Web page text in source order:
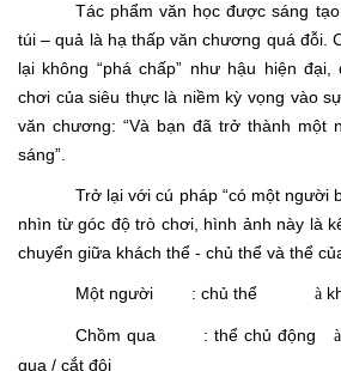
Tác phẩm văn học được sáng
túi – quả là hạ thấp văn chương quá đỗi.
lại không “phá chấp” như hậu hiện
chơi của siêu thực là niềm kỳ vọng vào
văn chương: “Và bạn đã trở thành một
sáng”.
Trở lại với cú pháp “có một người
nhìn từ góc độ trò chơi, hình ảnh này là
chuyển giữa khách thể - chủ thể và thể
Một người : chủ thể à
Chồm qua : thể chủ động à
qua / cắt đôi